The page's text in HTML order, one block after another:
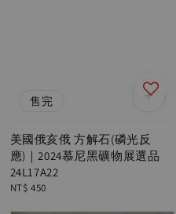
售完
美國俄亥俄 方解石(磷光反
應)｜2024慕尼黑礦物展選品
24L17A22
Regular
NT$ 450